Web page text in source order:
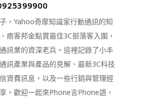
，Yahoo奇摩知識家行動通訊的知
痞客邦金點賞最佳3C部落客入圍，
訊業的資深老兵。這裡記錄了小丰
訊產業與產品的見解、最新3C科技
資費訊息，以及一些行銷與管理經
。歡迎一起來Phone言Phone語，